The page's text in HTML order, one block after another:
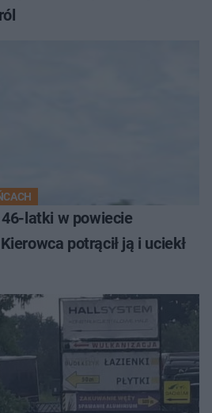
latki w powiecie
potrącił ją i uciekł